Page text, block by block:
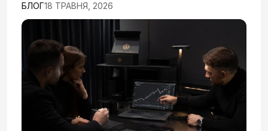
БЛОГ18 ТРАВНЯ, 2026